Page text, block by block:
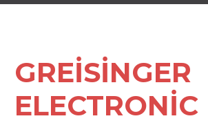
GREISINGER
ELECTRONIC